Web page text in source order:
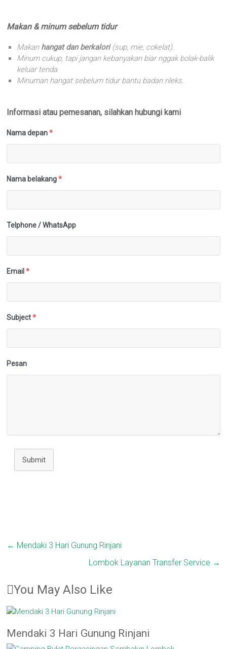
Makan & minum sebelum tidur
Makan hangat dan berkalori(sup, mie, cokelat).
Minum cukup, tapi jangan kebanyakan biar nggak bolak-balik
keluar tenda
Minuman hangat sebelum tidur bantu badan rileks.
Informasi atau pemesanan, silahkan hubungi kami
Nama depan *
Nama belakang *
Telphone / WhatsApp
Email *
Subject *
Pesan
Submit
← Mendaki 3 Hari Gunung Rinjani
Lombok Layanan Transfer Service →
You May Also Like
Mendaki 3 Hari Gunung Rinjani